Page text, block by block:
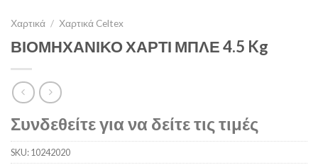
Χαρτικά / Χαρτικά Celtex
ΒΙΟΜΗΧΑΝΙΚΟ ΧΑΡΤΙ ΜΠΛΕ 4.5 Kg
Συνδεθείτε για να δείτε τις τιμές
SKU:10242020